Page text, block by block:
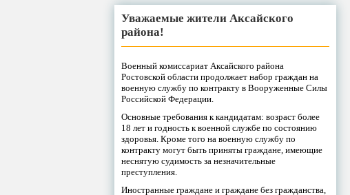
Уважаемые жители Аксайского
района!
Военный комиссариат Аксайского района
Ростовской области продолжает набор граждан на
военную службу по контракту в Вооруженные Силы
Российской Федерации.
Основные требования к кандидатам: возраст более
18 лет и годность к военной службе по состоянию
здоровья. Кроме того на военную службу по
контракту могут быть приняты граждане, имеющие
неснятую судимость за незначительные
преступления.
Иностранные граждане и граждане без гражданства,